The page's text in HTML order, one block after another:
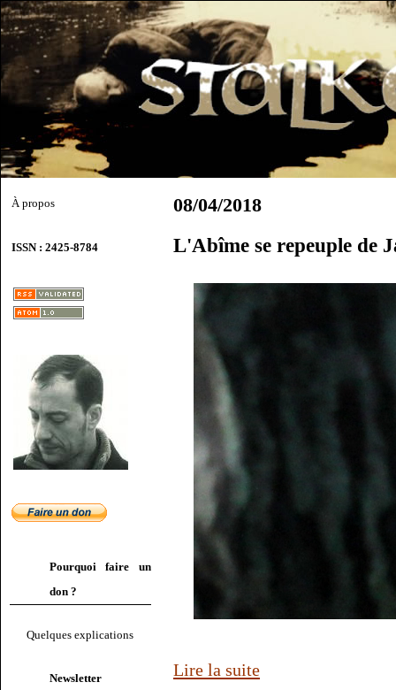
À propos
ISSN : 2425-8784
Pourquoi faire un
don ?
Quelques explications
Newsletter
08/04/2018
L'Abîme se repeuple de
Lire la suite